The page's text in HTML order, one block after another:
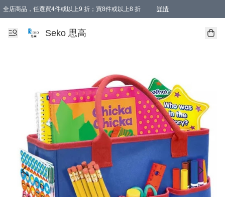
全店商品，任選買4件或以上9 折；買8件或以上8 折 詳情
新會員首次購物即享全單 95 折優惠！
購物滿198, 全單免運
Seko 思高